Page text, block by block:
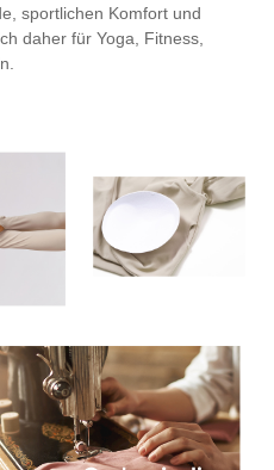
sportlichen Komfort und
daher für Yoga, Fitness,